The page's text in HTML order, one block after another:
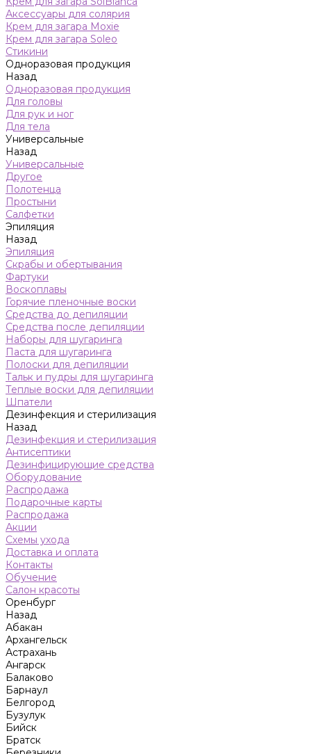
Аксессуары для солярия
Крем для загара Moxie
Крем для загара Soleo
Стикини
Одноразовая продукция
Назад
Одноразовая продукция
Для головы
Для рук и ног
Для тела
Универсальные
Назад
Универсальные
Другое
Полотенца
Простыни
Салфетки
Эпиляция
Назад
Эпиляция
Скрабы и обертывания
Фартуки
Воскоплавы
Горячие пленочные воски
Средства до депиляции
Средства после депиляции
Наборы для шугаринга
Паста для шугаринга
Полоски для депиляции
Тальк и пудры для шугаринга
Теплые воски для депиляции
Шпатели
Дезинфекция и стерилизация
Назад
Дезинфекция и стерилизация
Антисептики
Дезинфицирующие средства
Оборудование
Распродажа
Подарочные карты
Распродажа
Акции
Схемы ухода
Доставка и оплата
Контакты
Обучение
Салон красоты
Оренбург
Назад
Абакан
Архангельск
Астрахань
Ангарск
Балаково
Барнаул
Белгород
Бузулук
Бийск
Братск